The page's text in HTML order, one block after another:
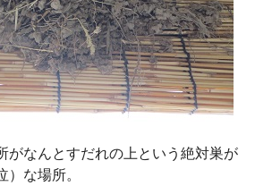
がなんとすだれの上という絶対巣が
な場所。